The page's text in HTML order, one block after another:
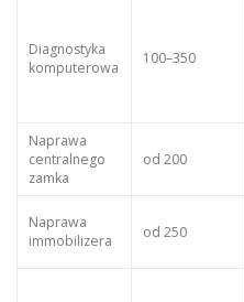
Diagnostyka
komputerowa
100–350
Naprawa
centralnego
zamka
od 200
Naprawa
immobilizera
od 250